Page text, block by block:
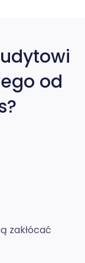
od
zakłócać